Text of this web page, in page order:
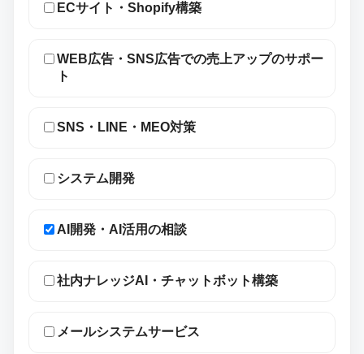
ECサイト・Shopify構築
WEB広告・SNS広告での売上アップのサポー
ト
SNS・LINE・MEO対策
システム開発
AI開発・AI活用の相談
社内ナレッジAI・チャットボット構築
メールシステムサービス